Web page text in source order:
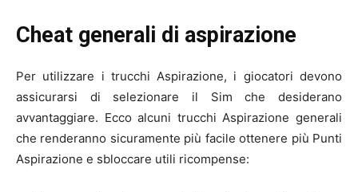
Cheat generali di aspirazione
Per utilizzare i trucchi Aspirazione, i giocatori devono
assicurarsi di selezionare il Sim che desiderano
avvantaggiare. Ecco alcuni trucchi Aspirazione generali
che renderanno sicuramente più facile ottenere più Punti
Aspirazione e sbloccare utili ricompense: